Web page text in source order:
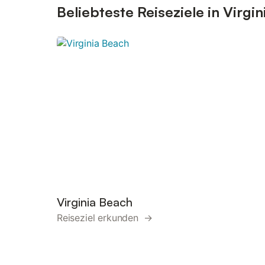
Beliebteste Reiseziele in
Virginia Beach
Reiseziel erkunden →